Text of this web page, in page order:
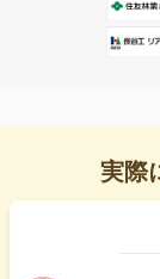
実際